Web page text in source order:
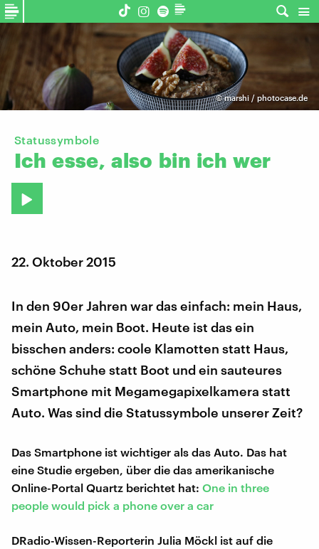
©marshi / photocase.de
Statussymbole
Ich esse, also bin ich wer
22. Oktober 2015
In den 90er Jahren war das einfach: mein Haus,
mein Auto, mein Boot. Heute ist das ein
bisschen anders: coole Klamotten statt Haus,
schöne Schuhe statt Boot und ein sauteures
Smartphone mit Megamegapixelkamera statt
Auto. Was sind die Statussymbole unserer Zeit?
Das Smartphone ist wichtiger als das Auto. Das hat
eine Studie ergeben, über die das amerikanische
Online-Portal Quartz berichtet hat: One in three
people would pick a phone over a car
DRadio-Wissen-Reporterin Julia Möckl ist auf die